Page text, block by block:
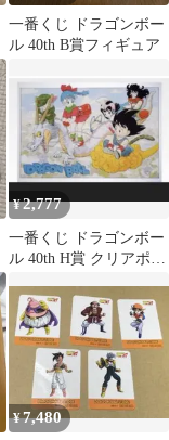
一番くじ ドラゴンボー
ル 40th B賞フィギュア
¥2,777
一番くじ ドラゴンボー
ル 40th H賞 クリアポス
¥7,480